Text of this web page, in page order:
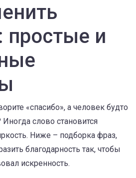
простые и
«спасибо», а человек будто
слово становится
Ниже – подборка фраз,
благодарность так, чтобы
искренность.